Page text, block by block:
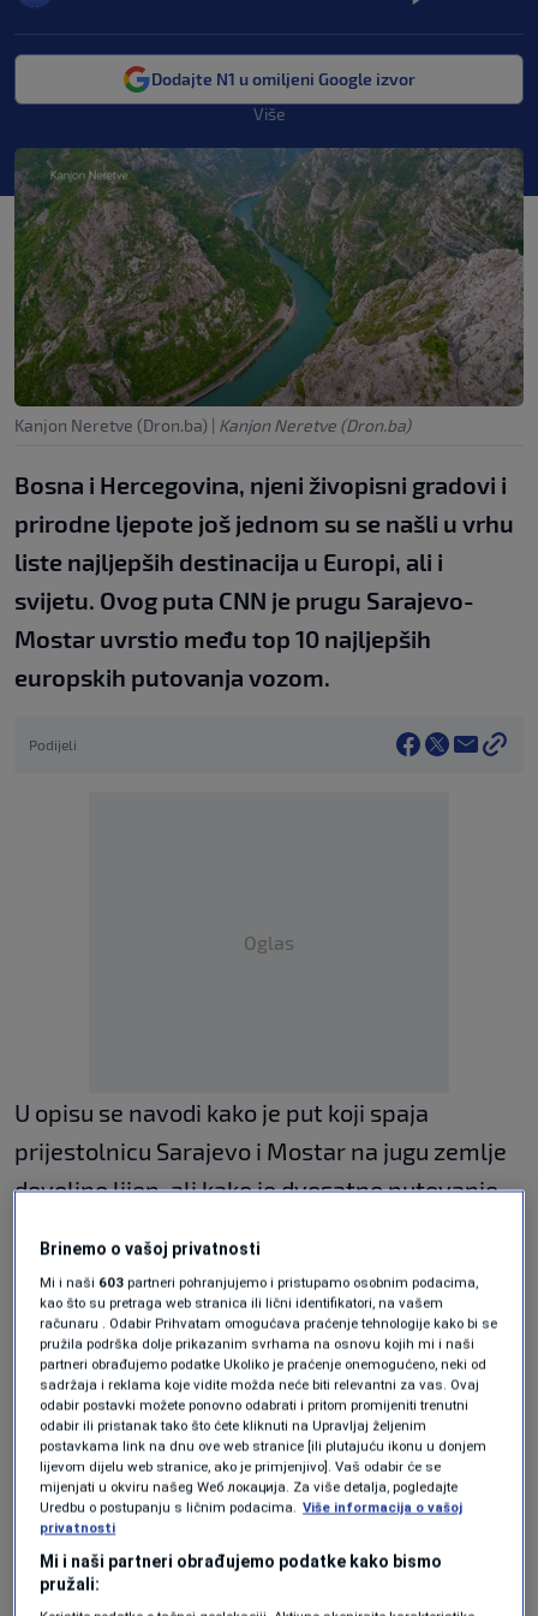
Dodajte N1 u omiljeni Google izvor
Više
Kanjon Neretve (Dron.ba) | Kanjon Neretve (Dron.ba)
Bosna i Hercegovina, njeni živopisni gradovi i
prirodne ljepote još jednom su se našli u vrhu
liste najljepših destinacija u Europi, ali i
svijetu. Ovog puta CNN je prugu Sarajevo-
Mostar uvrstio među top 10 najljepših
europskih putovanja vozom.
Podijeli
Oglas
U opisu se navodi kako je put koji spaja
prijestolnicu Sarajevo i Mostar na jugu zemlje
dovoljno lijep, ali kako je dvosatno putovanje
Pruga se proteže “ispod zelenih planina i
razbijenih litica dok prati smaragdnu rijeku
Neretvu", navodi se u tekstu.
“Stići ćete u Mostar, jedan od omiljenih malih
gradova u Europi koje je odabrao CNN Travel”,
piše CNN.
Brinemo o vašoj privatnosti
Mi i naši 603 partneri pohranjujemo i pristupamo osobnim podacima,
kao što su pretraga web stranica ili lični identifikatori, na vašem
računaru . Odabir Prihvatam omogućava praćenje tehnologije kako bi se
pružila podrška dolje prikazanim svrhama na osnovu kojih mi i naši
partneri obrađujemo podatke Ukoliko je praćenje onemogućeno, neki od
sadržaja i reklama koje vidite možda neće biti relevantni za vas. Ovaj
odabir postavki možete ponovno odabrati i pritom promijeniti trenutni
odabir ili pristanak tako što ćete kliknuti na Upravljaj željenim
postavkama link na dnu ove web stranice [ili plutajuću ikonu u donjem
lijevom dijelu web stranice, ako je primjenjivo]. Vaš odabir će se
mijenjati u okviru našeg Wеб локација. Za više detalja, pogledajte
Uredbu o postupanju s ličnim podacima. Više informacija o vašoj
privatnosti
Mi i naši partneri obrađujemo podatke kako bismo
pružali: